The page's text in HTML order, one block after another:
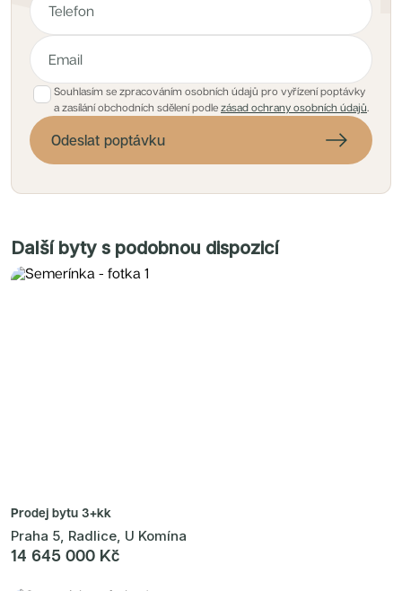
Souhlasím se zpracováním osobních údajů pro vyřízení poptávky
a zasílání obchodních sdělení podle zásad ochrany osobních údajů.
Odeslat poptávku
Další byty s podobnou dispozicí
Prodej bytu 3+kk
Praha 5, Radlice, U Komína
14 645 000 Kč